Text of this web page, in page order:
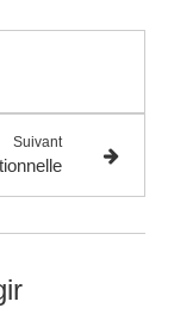
Suivant